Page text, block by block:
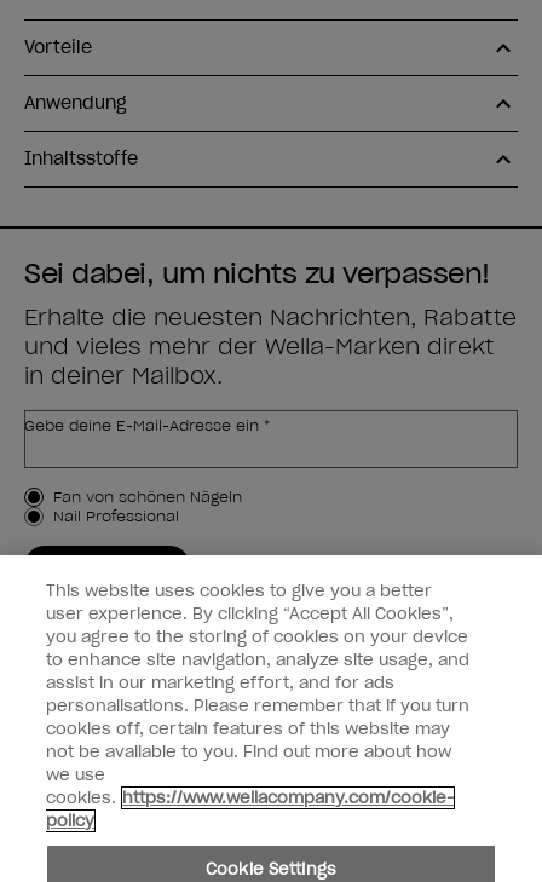
Vorteile
Anwendung
Inhaltsstoffe
Sei dabei, um nichts zu verpassen!
Erhalte die neuesten Nachrichten, Rabatte
und vieles mehr der Wella-Marken direkt
in deiner Mailbox.
Gebe deine E-Mail-Adresse ein *
Kundenart
Fan von schönen Nägeln
Nail Professional
Kundeninformationen
Vernetzen
facebookinstagram
Teilen oder verkaufen Sie keine persönlichen Informationen.
This website uses cookies to give you a better
user experience. By clicking “Accept All Cookies”,
you agree to the storing of cookies on your device
to enhance site navigation, analyze site usage, and
assist in our marketing effort, and for ads
personalisations. Please remember that if you turn
cookies off, certain features of this website may
not be available to you. Find out more about how
we use
cookies. https://www.wellacompany.com/cookie-
policy
Cookie Settings